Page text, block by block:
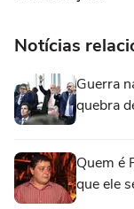
Notícias
Guerra
quebra
Quem é
que ele